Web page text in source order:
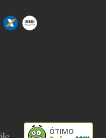
ÓTIMO